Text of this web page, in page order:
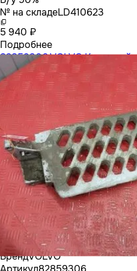
№ на складеLD410623
5 940 ₽
Подробнее
82859306 VOLVO
БрендVOLVO